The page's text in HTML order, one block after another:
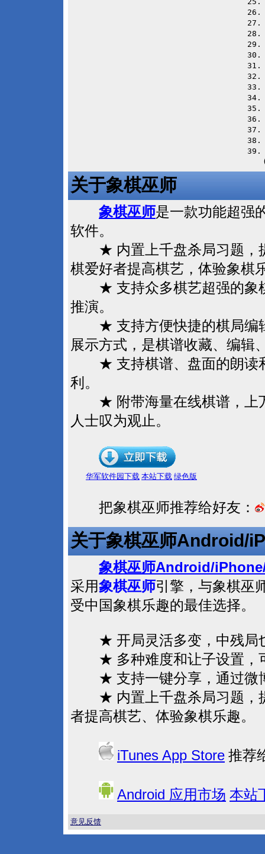
26.
27.
28.
29.
30.
31.
32.
33.
34.
35.
36.
37.
38.
39.
(
关于象棋巫师
象棋巫师是一款功能超强
软件。
★ 内置上千盘杀局习题，提
棋爱好者提高棋艺，体验象棋
★ 支持众多棋艺超强的象棋
推演。
★ 支持方便快捷的棋局编辑
展示方式，是棋谱收藏、编辑
★ 支持棋谱、盘面的朗读和
利。
★ 附带海量在线棋谱，上
人士叹为观止。
华军软件园下载 本站下载 绿色版
把象棋巫师推荐给好友：
关于象棋巫师Android/
象棋巫师Android/
采用象棋巫师引擎，与象棋巫
受中国象棋乐趣的最佳选择。
★ 开局灵活多变，中残局
★ 多种难度和让子设置，
★ 支持一键分享，通过微博
★ 内置上千盘杀局习题，提
者提高棋艺、体验象棋乐趣。
iTunes App Store 推荐
Android 应用市场 本站
意见反馈